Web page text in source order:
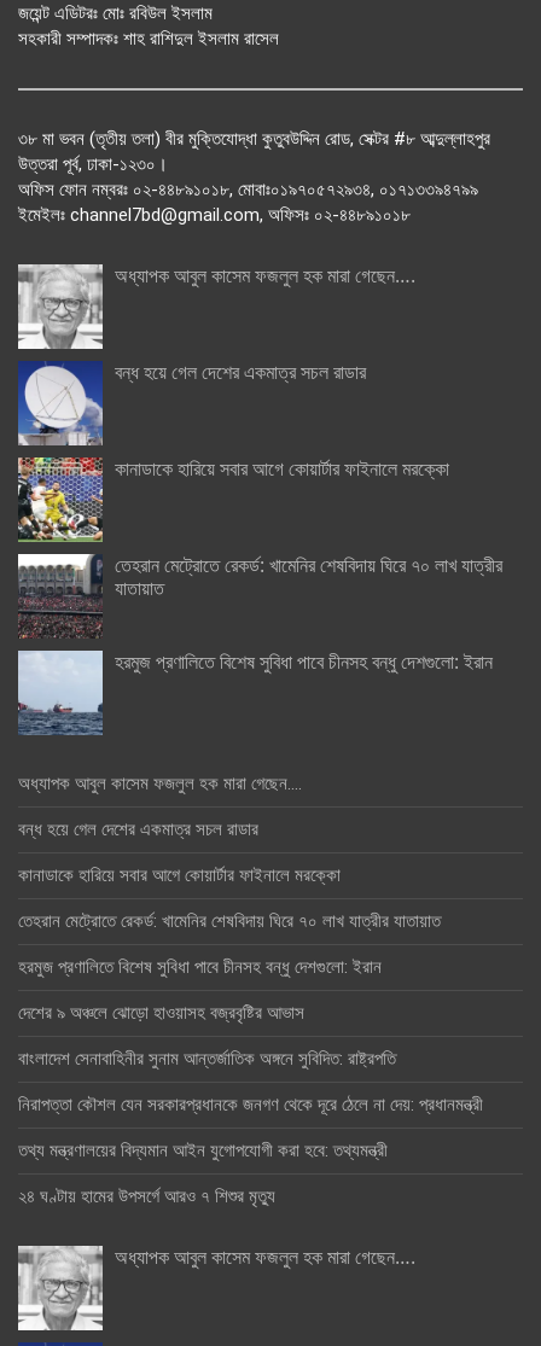
জয়েন্ট এডিটরঃ মোঃ রবিউল ইসলাম
সহকারী সম্পাদকঃ শাহ রাশিদুল ইসলাম রাসেল
৩৮ মা ভবন (তৃতীয় তলা) বীর মুক্তিযোদ্ধা কুতুবউদ্দিন রোড, সেক্টর #৮ আব্দুল্লাহপুর
উত্তরা পূর্ব, ঢাকা-১২৩০।
অফিস ফোন নম্বরঃ ০২-৪৪৮৯১০১৮, মোবাঃ০১৯৭০৫৭২৯৩৪, ০১৭১৩৩৯৪৭৯৯
ইমেইলঃ channel7bd@gmail.com, অফিসঃ ০২-৪৪৮৯১০১৮
অধ্যাপক আবুল কাসেম ফজলুল হক মারা গেছেন….
বন্ধ হয়ে গেল দেশের একমাত্র সচল রাডার
কানাডাকে হারিয়ে সবার আগে কোয়ার্টার ফাইনালে মরক্কো
তেহরান মেট্রোতে রেকর্ড: খামেনির শেষবিদায় ঘিরে ৭০ লাখ যাত্রীর
যাতায়াত
হরমুজ প্রণালিতে বিশেষ সুবিধা পাবে চীনসহ বন্ধু দেশগুলো: ইরান
অধ্যাপক আবুল কাসেম ফজলুল হক মারা গেছেন….
বন্ধ হয়ে গেল দেশের একমাত্র সচল রাডার
কানাডাকে হারিয়ে সবার আগে কোয়ার্টার ফাইনালে মরক্কো
তেহরান মেট্রোতে রেকর্ড: খামেনির শেষবিদায় ঘিরে ৭০ লাখ যাত্রীর যাতায়াত
হরমুজ প্রণালিতে বিশেষ সুবিধা পাবে চীনসহ বন্ধু দেশগুলো: ইরান
দেশের ৯ অঞ্চলে ঝোড়ো হাওয়াসহ বজ্রবৃষ্টির আভাস
বাংলাদেশ সেনাবাহিনীর সুনাম আন্তর্জাতিক অঙ্গনে সুবিদিত: রাষ্ট্রপতি
নিরাপত্তা কৌশল যেন সরকারপ্রধানকে জনগণ থেকে দূরে ঠেলে না দেয়: প্রধানমন্ত্রী
তথ্য মন্ত্রণালয়ের বিদ্যমান আইন যুগোপযোগী করা হবে: তথ্যমন্ত্রী
২৪ ঘণ্টায় হামের উপসর্গে আরও ৭ শিশুর মৃত্যু
অধ্যাপক আবুল কাসেম ফজলুল হক মারা গেছেন….